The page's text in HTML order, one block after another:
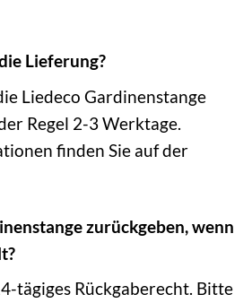
Lieferung?
Liedeco Gardinenstange
Regel 2-3 Werktage.
finden Sie auf der
zurückgeben, wenn
tägiges Rückgaberecht. Bitte